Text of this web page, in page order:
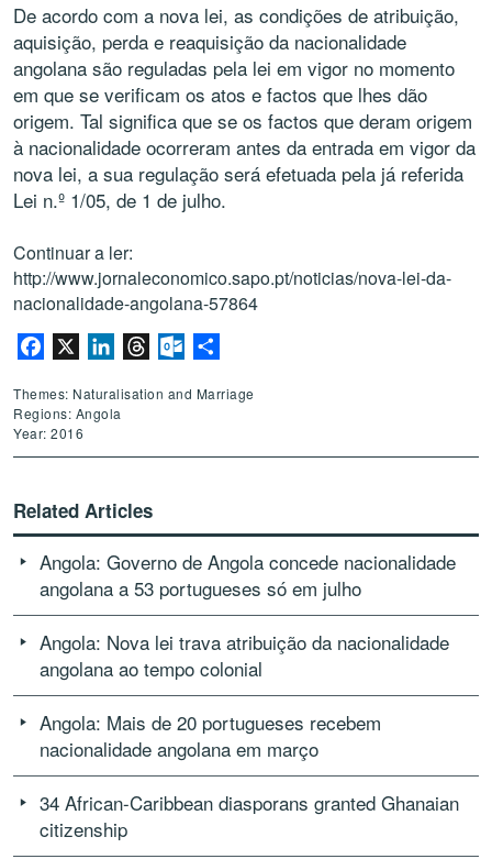
De acordo com a nova lei, as condições de atribuição,
aquisição, perda e reaquisição da nacionalidade
angolana são reguladas pela lei em vigor no momento
em que se verificam os atos e factos que lhes dão
origem. Tal significa que se os factos que deram origem
à nacionalidade ocorreram antes da entrada em vigor da
nova lei, a sua regulação será efetuada pela já referida
Lei n.º 1/05, de 1 de julho.
Continuar a ler:
http://www.jornaleconomico.sapo.pt/noticias/nova-lei-da-
nacionalidade-angolana-57864
Facebook
LinkedInThreadsOutlook.com
Themes: Naturalisation and Marriage
Regions: Angola
Year: 2016
Related Articles
Angola: Governo de Angola concede nacionalidade
angolana a 53 portugueses só em julho
Angola: Nova lei trava atribuição da nacionalidade
angolana ao tempo colonial
Angola: Mais de 20 portugueses recebem
nacionalidade angolana em março
34 African-Caribbean diasporans granted Ghanaian
citizenship